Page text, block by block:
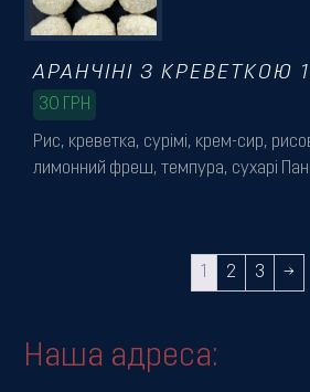
Рис, креветка, сурімі, крем-сир,
лимонний фреш, темпура, сухарі
АРАНЧІНІ З КРЕВЕТКОЮ
30 ГРН
2 3 →
Наша адреса: